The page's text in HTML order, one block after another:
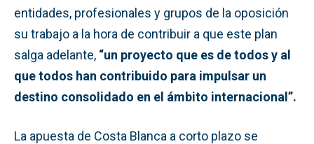
entidades, profesionales y grupos de la oposición
su trabajo a la hora de contribuir a que este plan
salga adelante, “un proyecto que es de todos y al
que todos han contribuido para impulsar un
destino consolidado en el ámbito internacional”.
La apuesta de Costa Blanca a corto plazo se